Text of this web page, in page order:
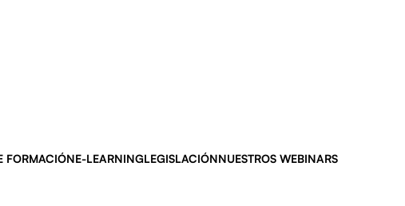
FORMACIÓNE-LEARNINGLEGISLACIÓNNUESTROS WEBINARS